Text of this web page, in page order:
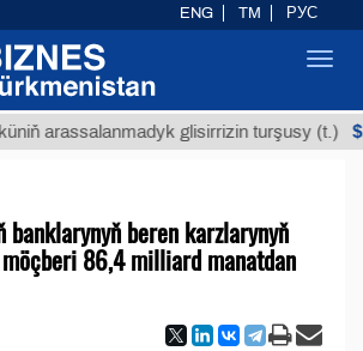
glisirrizin turşusy (t.)
banklarynyň beren karzlarynyň
86,4 milliard manatdan
ENG TM РУС